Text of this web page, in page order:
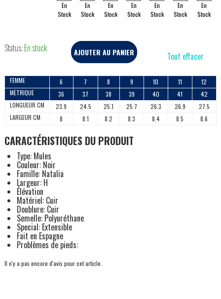
En
Stock
En
Stock
En
Stock
En
Stock
En
Stock
En
Stock
En
Stock
Status: En stock AJOUTER AU PANIER Tout effacer
FEMME 6 7 8 9 10 11
12
METRIQUE
36 37 38 39 40 41
42
LONGUEUR CM
23.9 24.5 25.1 25.7 26.3 26.9
27.5
LARGEUR CM
8 8.1 8.2 8.3 8.4 8.5 8.6
CARACTÉRISTIQUES DU PRODUIT
Type: Mules
Couleur: Noir
Famille: Natalia
Largeur: H
Élévation
Matériel: Cuir
Doublure: Cuir
Semelle: Polyuréthane
Special: Extensible
Fait en Espagne
Problèmes de pieds:
Il n'y a pas encore d'avis pour cet article.